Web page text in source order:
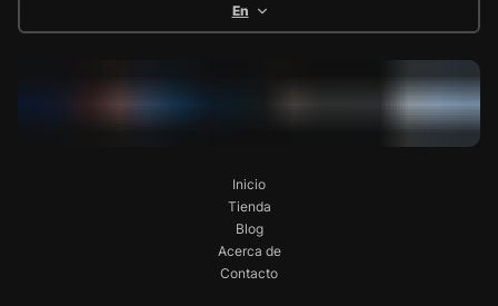
En
Inicio
Tienda
Blog
Acerca de
Contacto